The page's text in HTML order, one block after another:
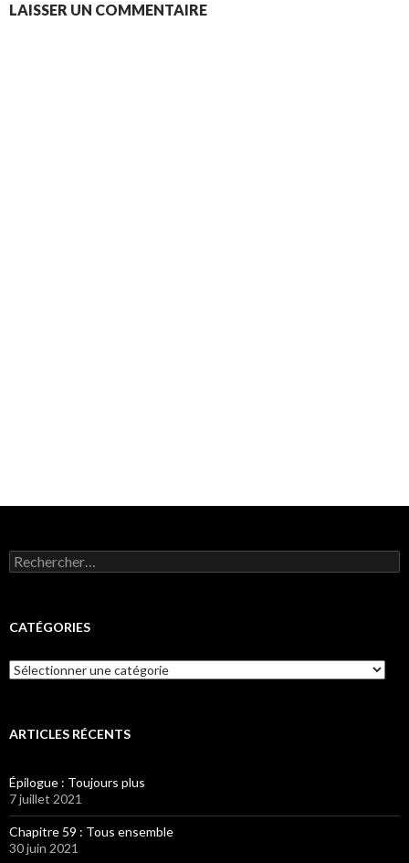
LAISSER UN COMMENTAIRE
Rechercher :
CATÉGORIES
Catégories
ARTICLES RÉCENTS
Épilogue : Toujours plus
7 juillet 2021
Chapitre 59 : Tous ensemble
30 juin 2021